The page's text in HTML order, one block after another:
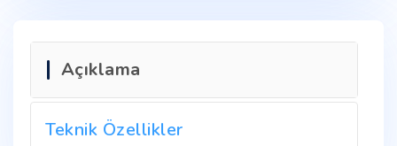
Açıklama
Teknik Özellikler